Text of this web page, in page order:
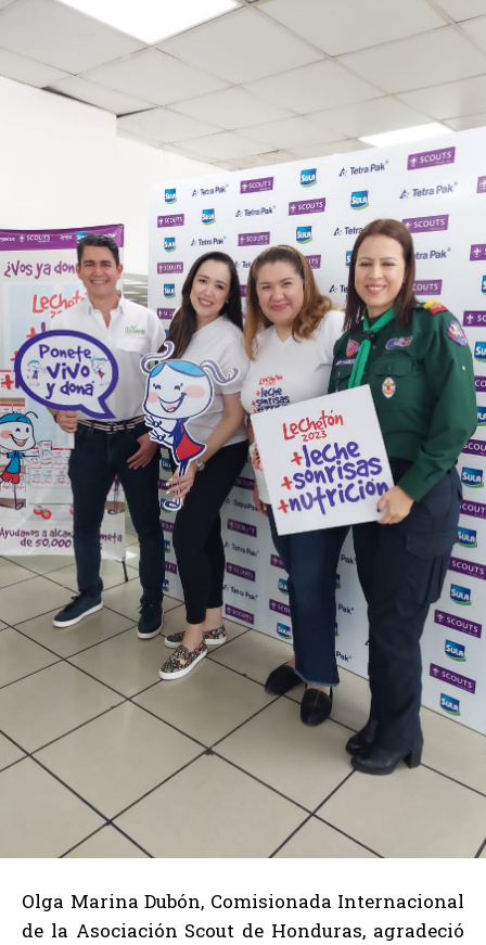
Olga Marina Dubón, Comisionada Internacional
de la Asociación Scout de Honduras, agradeció